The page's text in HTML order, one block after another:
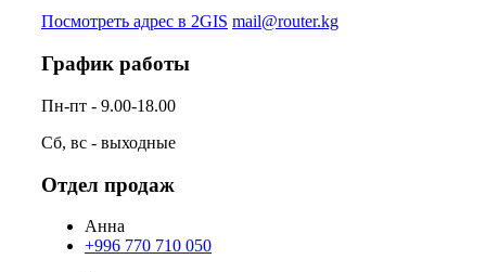
Посмотреть адрес в 2GIS mail@router.kg
График работы
Пн-пт - 9.00-18.00
Сб, вс - выходные
Отдел продаж
Анна
+996 770 710 050